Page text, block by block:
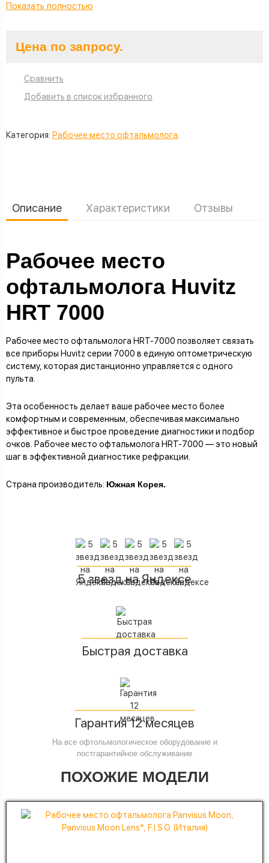
Показать полностью
Цена по запросу.
Сравнить
Добавить в список избранного
Категория: Рабочее место офтальмолога
Описание Характеристики Отзывы
Рабочее место
офтальмолога Huvitz
HRT 7000
Рабочее место офтальмолога HRT-7000 позволяет связать
все приборы Huvitz серии 7000 в единую оптометрическую
систему, которая дистанционно управляется с одного
пульта.
Эта особенность делает ваше рабочее место более
комфортным и современным, обеспечивая максимально
эффективное и быстрое проведение диагностики и подбор
очков. Рабочее место офтальмолога HRT-7000 — это новый
шаг в эффективной диагностике рефракции.
Страна производитель: Южная Корея.
5 звезд на Яндексе
Быстрая доставка
Гарантия 12 месяцев
На все офтольмологическое оборудование и
постгарантийное обслуживание
ПОХОЖИЕ МОДЕЛИ